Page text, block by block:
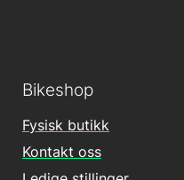
Bikeshop
Fysisk butikk
Kontakt oss